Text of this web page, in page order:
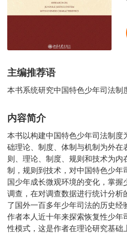
主编推荐语
本书系统研究中国特色少年司法制
内容简介
本书以构建中国特色少年司法制
础理论、制度、体制与机制为外
则、理论、制度、规则和技术为
制，规则到技术，对中国特色少
国少年成长微观环境的变化，掌
调查，在对调查数据进行统计分
了国外一百多年少年司法的历史
作者本人近十年来探索恢复性少
性模式，这是作者在理论研究基础